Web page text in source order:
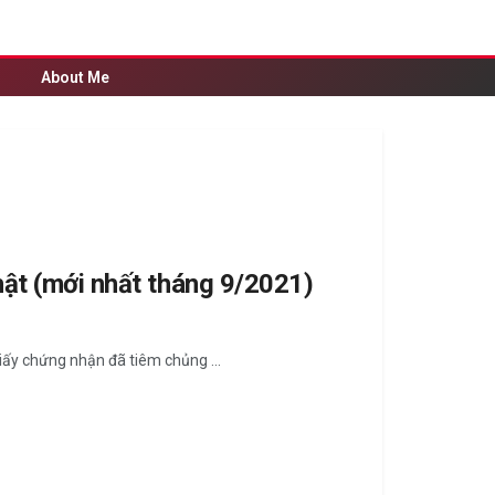
About Me
(mới nhất tháng 9/2021)
chứng nhận đã tiêm chủng ...